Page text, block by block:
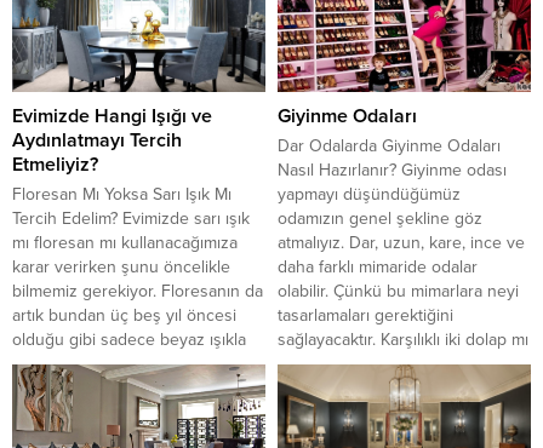
olarak beyaz iç dizaynı seven biri
için bu...
jaluziyi salonlarınıza...
Evimizde Hangi Işığı ve
Aydınlatmayı Tercih
Etmeliyiz?
Floresan Mı Yoksa Sarı Işık Mı
Tercih Edelim? Evimizde sarı ışık
mı floresan mı kullanacağımıza
karar verirken şunu öncelikle
bilmemiz gerekiyor. Floresanın da
artık bundan üç beş yıl öncesi
olduğu gibi sadece beyaz ışıkla
ilişkilendirilmesi çok doğru değil.
Floresanın da renkleri var. Bunlar
sarı ve beyaz ışıkta olabiliyor. Bu
noktada...
Giyinme Odaları
Dar Odalarda Giyinme Odaları
Nasıl Hazırlanır? Giyinme odası
yapmayı düşündüğümüz
odamızın genel şekline göz
atmalıyız. Dar, uzun, kare, ince ve
daha farklı mimaride odalar
olabilir. Çünkü bu mimarlara neyi
tasarlamaları gerektiğini
sağlayacaktır. Karşılıklı iki dolap mı
yoksa L şeklinde veya U şeklinde
bir dolap mı düşünmeliler
sorularına yanıt arayacaktırlar.
Çok...